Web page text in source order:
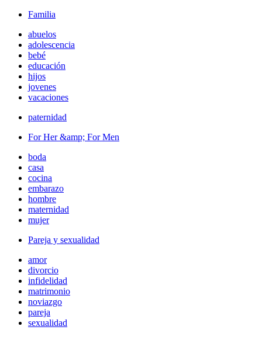
Familia
abuelos
adolescencia
bebé
educación
hijos
jovenes
vacaciones
paternidad
For Her &amp; For Men
boda
casa
cocina
embarazo
hombre
maternidad
mujer
Pareja y sexualidad
amor
divorcio
infidelidad
matrimonio
noviazgo
pareja
sexualidad